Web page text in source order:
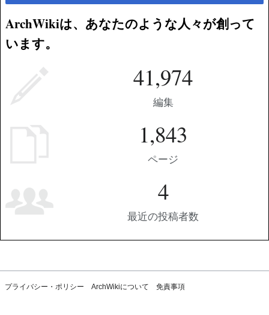
ArchWikiは、あなたのような人々が創って
います。
41,974
編集
1,843
ページ
4
最近の投稿者数
プライバシー・ポリシー ArchWikiについて 免責事項